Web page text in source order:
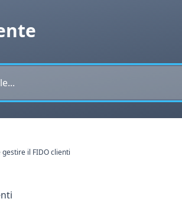
gestire il FIDO clienti